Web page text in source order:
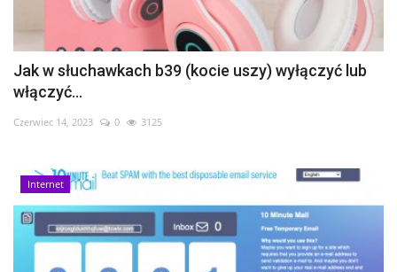
Jak w słuchawkach b39 (kocie uszy) wyłączyć lub
włączyć...
Czerwiec 14, 2023 0 3125
Internet